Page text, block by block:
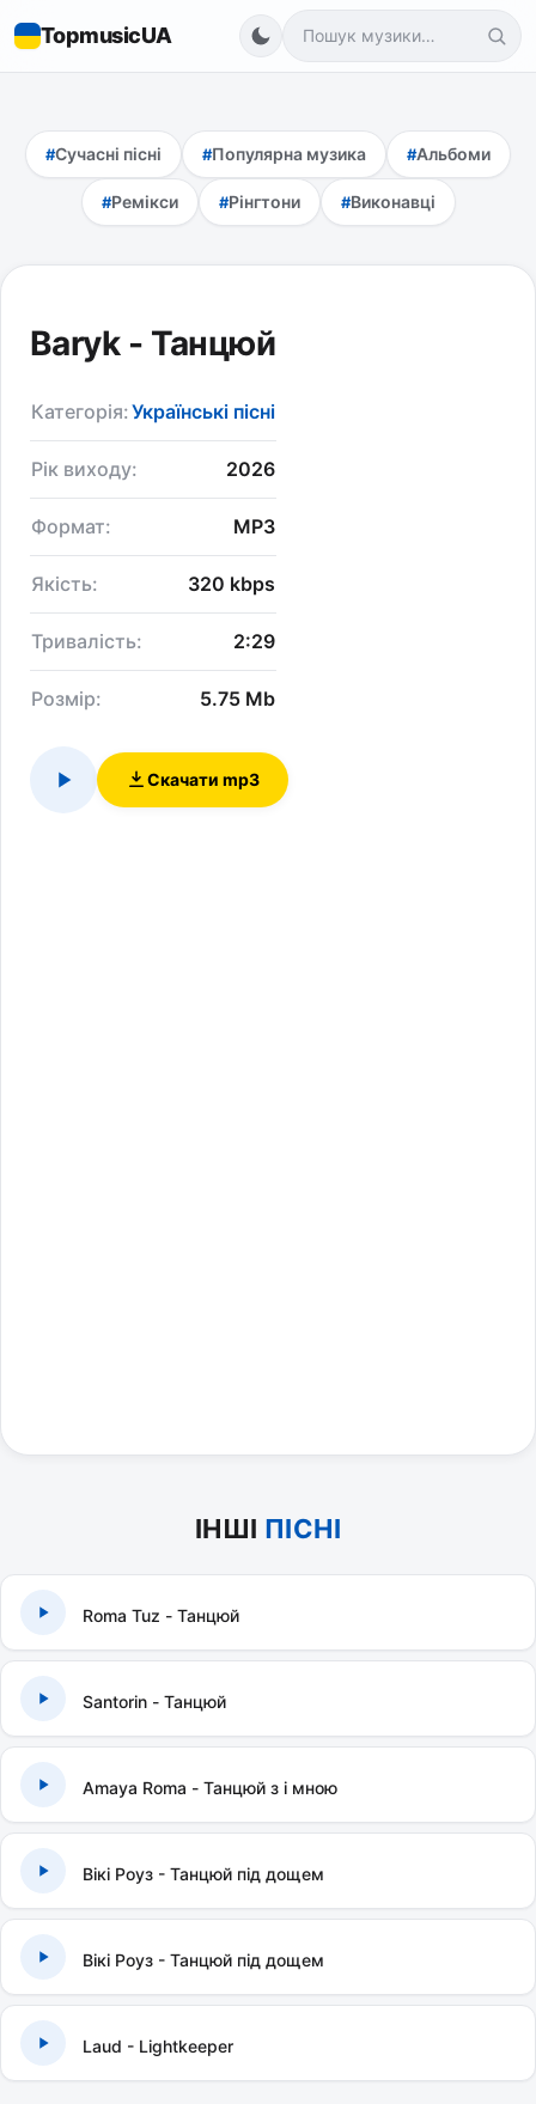
TopmusicUA
Сучасні пісні Популярна музика Альбоми
Ремікси Рінгтони Виконавці
Baryk - Танцюй
Категорія:Українські пісні
Рік виходу: 2026
Формат: MP3
Якість: 320 kbps
Тривалість: 2:29
Розмір: 5.75 Mb
Скачати mp3
ІНШІ ПІСНІ
Roma Tuz - Танцюй
Santorin - Танцюй
Amaya Roma - Танцюй з і мною
Вікі Роуз - Танцюй під дощем
Вікі Роуз - Танцюй під дощем
Laud - Lightkeeper